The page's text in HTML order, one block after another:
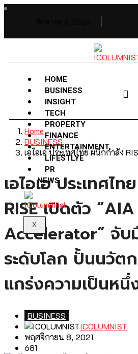
HOME
BUSINESS
INSIGHT
TECH
PROPERTY
FINANCE
ENTERTAINMENT
LIFESTLYE
PR
NEWS
X
Home
BUSINESS
เอไอเอ ประเทศไทย ผนึกกำลัง
เอไอเอ ประเทศไ
RISE เปิดตัว
Accelerator” จั
ระดับโลก ปั้นนวัต
แกร่งความเป็นหนึ่
BUSINESS
ICOLUMNIST
พฤศจิกายน 8, 2021
681